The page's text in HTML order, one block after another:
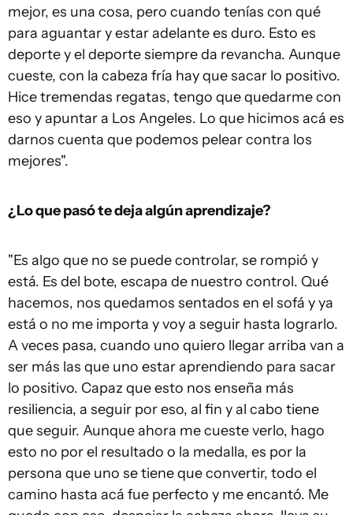
mejor, es una cosa, pero cuando tenías con qué
para aguantar y estar adelante es duro. Esto es
deporte y el deporte siempre da revancha. Aunque
cueste, con la cabeza fría hay que sacar lo positivo.
Hice tremendas regatas, tengo que quedarme con
eso y apuntar a Los Angeles. Lo que hicimos acá es
darnos cuenta que podemos pelear contra los
mejores".
¿Lo que pasó te deja algún aprendizaje?
"Es algo que no se puede controlar, se rompió y
está. Es del bote, escapa de nuestro control. Qué
hacemos, nos quedamos sentados en el sofá y ya
está o no me importa y voy a seguir hasta lograrlo.
A veces pasa, cuando uno quiero llegar arriba van a
ser más las que uno estar aprendiendo para sacar
lo positivo. Capaz que esto nos enseña más
resiliencia, a seguir por eso, al fin y al cabo tiene
que seguir. Aunque ahora me cueste verlo, hago
esto no por el resultado o la medalla, es por la
persona que uno se tiene que convertir, todo el
camino hasta acá fue perfecto y me encantó. Me